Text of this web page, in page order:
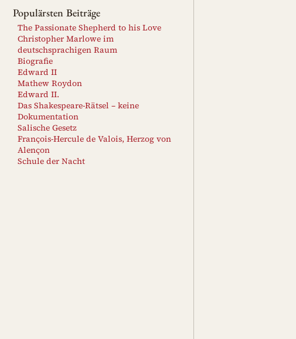
Populärsten Beiträge
The Passionate Shepherd to his Love
Christopher Marlowe im
deutschsprachigen Raum
Biografie
Edward II
Mathew Roydon
Edward II.
Das Shakespeare-Rätsel – keine
Dokumentation
Salische Gesetz
François-Hercule de Valois, Herzog von
Alençon
Schule der Nacht